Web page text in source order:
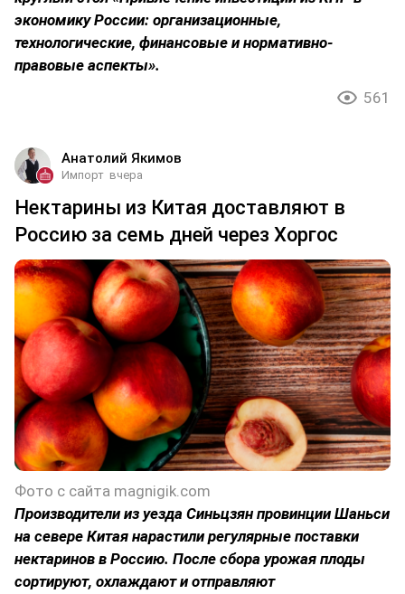
экономику России: организационные,
технологические, финансовые и нормативно-
правовые аспекты».
561
Анатолий Якимов
Импорт вчера
Нектарины из Китая доставляют в
Россию за семь дней через Хоргос
Фото с сайта magnigik.com
Производители из уезда Синьцзян провинции Шаньси
на севере Китая нарастили регулярные поставки
нектаринов в Россию. После сбора урожая плоды
сортируют, охлаждают и отправляют